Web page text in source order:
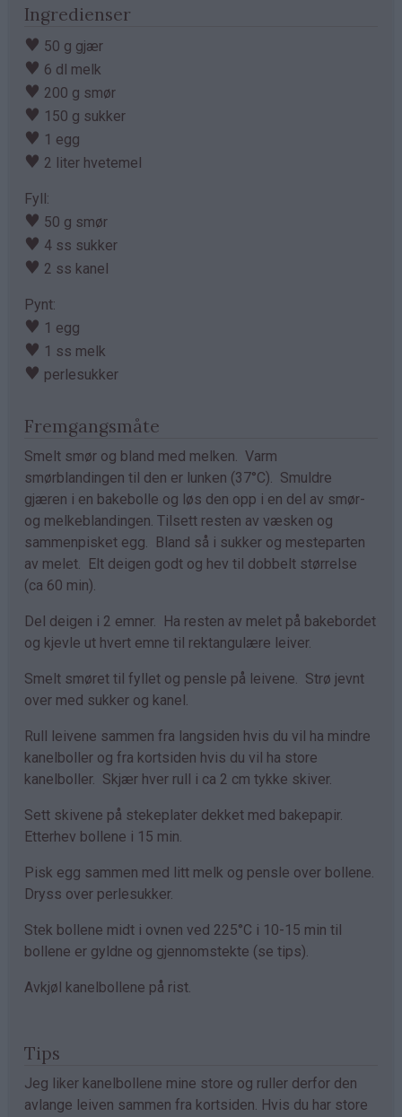
Ingredienser
♥ 50 g gjær
♥ 6 dl melk
♥ 200 g smør
♥ 150 g sukker
♥ 1 egg
♥ 2 liter hvetemel
Fyll:
♥ 50 g smør
♥ 4 ss sukker
♥ 2 ss kanel
Pynt:
♥ 1 egg
♥ 1 ss melk
♥ perlesukker
Fremgangsmåte
Smelt smør og bland med melken. Varm
smørblandingen til den er lunken (37°C). Smuldre
gjæren i en bakebolle og løs den opp i en del av smør-
og melkeblandingen. Tilsett resten av væsken og
sammenpisket egg. Bland så i sukker og mesteparten
av melet. Elt deigen godt og hev til dobbelt størrelse
(ca 60 min).
Del deigen i 2 emner. Ha resten av melet på bakebordet
og kjevle ut hvert emne til rektangulære leiver.
Smelt smøret til fyllet og pensle på leivene. Strø jevnt
over med sukker og kanel.
Rull leivene sammen fra langsiden hvis du vil ha mindre
kanelboller og fra kortsiden hvis du vil ha store
kanelboller. Skjær hver rull i ca 2 cm tykke skiver.
Sett skivene på stekeplater dekket med bakepapir.
Etterhev bollene i 15 min.
Pisk egg sammen med litt melk og pensle over bollene.
Dryss over perlesukker.
Stek bollene midt i ovnen ved 225°C i 10-15 min til
bollene er gyldne og gjennomstekte (se tips).
Avkjøl kanelbollene på rist.
Tips
Jeg liker kanelbollene mine store og ruller derfor den
avlange leiven sammen fra kortsiden. Hvis du har store